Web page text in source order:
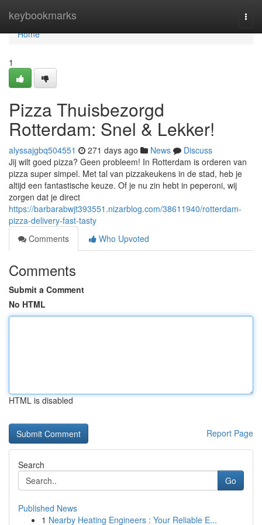
keybookmarks
Home
Home
1
Pizza Thuisbezorgd
Rotterdam: Snel & Lekker!
alyssajgbq504551 271 days ago News
Discuss
Jij wilt goed pizza? Geen probleem! In Rotterdam is orderen van
pizza super simpel. Met tal van pizzakeukens in de stad, heb je
altijd een fantastische keuze. Of je nu zin hebt in peperoni, wij
zorgen dat je direct
https://barbarabwjt393551.nizarblog.com/38611940/rotterdam-
pizza-delivery-fast-tasty
Comments
Who Upvoted
Comments
Submit a Comment
No HTML
HTML is disabled
Report Page
Search
Go
Published News
1 Nearby Heating Engineers : Your Reliable E...